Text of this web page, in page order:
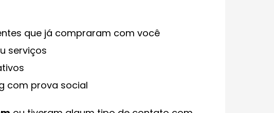
que já compraram com você
serviços
com prova social